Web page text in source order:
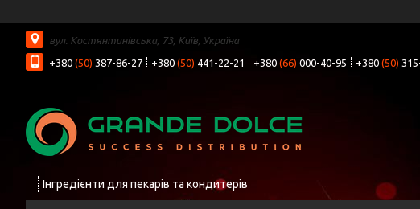
вул. Костянтинівська, 73, Київ, Україна
+380 (50) 387-86-27 +380 (50) 441-22-21 +380 (66) 000-40-95 +380 (50)
Інгредієнти для пекарів та кондитерів